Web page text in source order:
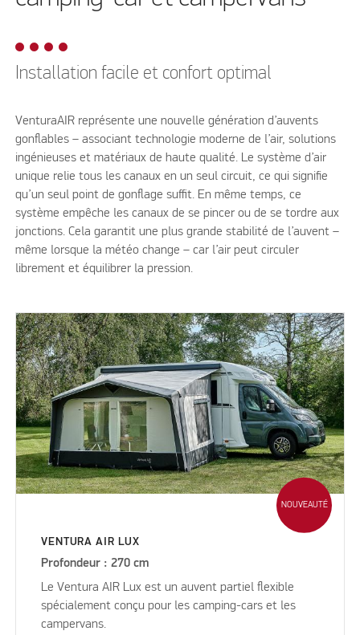
Installation facile et confort optimal
VenturaAIR représente une nouvelle génération d’auvents
gonflables – associant technologie moderne de l’air, solutions
ingénieuses et matériaux de haute qualité. Le système d’air
unique relie tous les canaux en un seul circuit, ce qui signifie
qu’un seul point de gonflage suffit. En même temps, ce
système empêche les canaux de se pincer ou de se tordre aux
jonctions. Cela garantit une plus grande stabilité de l’auvent –
même lorsque la météo change – car l’air peut circuler
librement et équilibrer la pression.
NOUVEAUTÉ
VENTURA AIR LUX
Profondeur : 270 cm
Le Ventura AIR Lux est un auvent partiel flexible
spécialement conçu pour les camping-cars et les
campervans.